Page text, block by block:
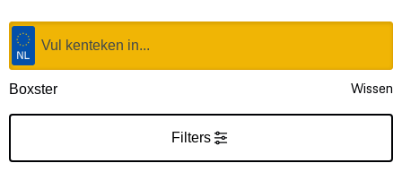
Classic
Nieuw
Boxster Wissen
Filters